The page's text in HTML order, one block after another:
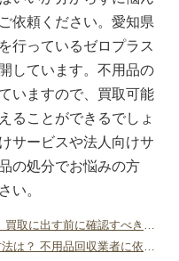
依頼ください。愛知県
行っているゼロプラス
しています。不用品の
いますので、買取可能
ることができるでしょ
サービスや法人向けサ
の処分でお悩みの方
い。